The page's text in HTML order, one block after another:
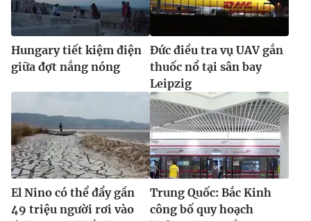
Hungary tiết kiệm điện
giữa đợt nắng nóng
Đức điều tra vụ UAV gắn
thuốc nổ tại sân bay
Leipzig
El Nino có thể đẩy gần
49 triệu người rơi vào
Trung Quốc: Bắc Kinh
công bố quy hoạch